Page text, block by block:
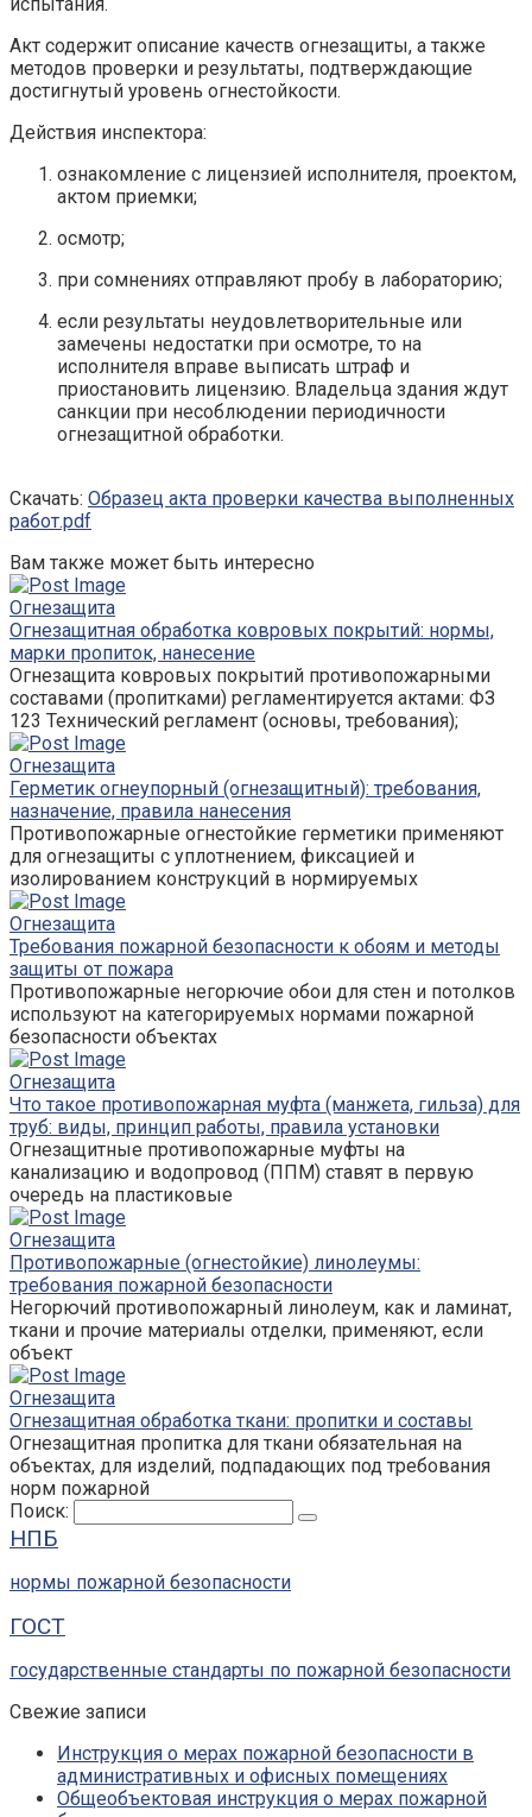
испытания.
Акт содержит описание качеств огнезащиты, а также
методов проверки и результаты, подтверждающие
достигнутый уровень огнестойкости.
Действия инспектора:
ознакомление с лицензией исполнителя, проектом,
актом приемки;
осмотр;
при сомнениях отправляют пробу в лабораторию;
если результаты неудовлетворительные или
замечены недостатки при осмотре, то на
исполнителя вправе выписать штраф и
приостановить лицензию. Владельца здания ждут
санкции при несоблюдении периодичности
огнезащитной обработки.
Скачать: Образец акта проверки качества выполненных
работ.pdf
Вам также может быть интересно
Огнезащита
Огнезащитная обработка ковровых покрытий: нормы,
марки пропиток, нанесение
Огнезащита ковровых покрытий противопожарными
составами (пропитками) регламентируется актами: ФЗ
123 Технический регламент (основы, требования);
Огнезащита
Герметик огнеупорный (огнезащитный): требования,
назначение, правила нанесения
Противопожарные огнестойкие герметики применяют
для огнезащиты с уплотнением, фиксацией и
изолированием конструкций в нормируемых
Огнезащита
Требования пожарной безопасности к обоям и методы
защиты от пожара
Противопожарные негорючие обои для стен и потолков
используют на категорируемых нормами пожарной
безопасности объектах
Огнезащита
Что такое противопожарная муфта (манжета, гильза) для
труб: виды, принцип работы, правила установки
Огнезащитные противопожарные муфты на
канализацию и водопровод (ППМ) ставят в первую
очередь на пластиковые
Огнезащита
Противопожарные (огнестойкие) линолеумы:
требования пожарной безопасности
Негорючий противопожарный линолеум, как и ламинат,
ткани и прочие материалы отделки, применяют, если
объект
Огнезащита
Огнезащитная обработка ткани: пропитки и составы
Огнезащитная пропитка для ткани обязательная на
объектах, для изделий, подпадающих под требования
норм пожарной
Поиск:
НПБ
нормы пожарной безопасности
ГОСТ
государственные стандарты по пожарной безопасности
Свежие записи
Инструкция о мерах пожарной безопасности в
административных и офисных помещениях
Общеобъектовая инструкция о мерах пожарной